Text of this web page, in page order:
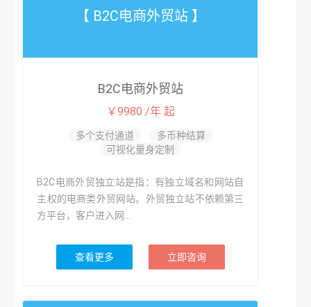
【 B2C电商外贸站 】
B2C电商外贸站
￥9980 /年 起
多个支付通道
多币种结算
可视化量身定制
B2C电商外贸独立站是指：有独立域名和网站自
主权的电商类外贸网站。外贸独立站不依赖第三
方平台，客户进入网...
查看更多 立即咨询